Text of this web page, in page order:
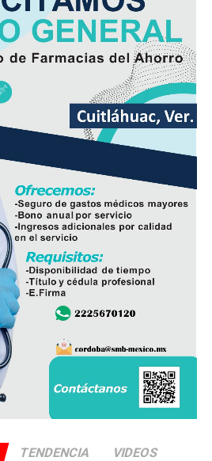
Herrera Llanos, recordó que
sido solicitada desde hace varios
de La Luz Palotal, por lo que
mejorará las condiciones de
para quienes diariamente utilizan
integrantes del Cabildo,
representantes del comité de
comunidad, quienes recorrieron
dio inicio formal al
de la presente
de mejorar las vialidades
en distintos sectores del
TENDENCIA VIDEOS